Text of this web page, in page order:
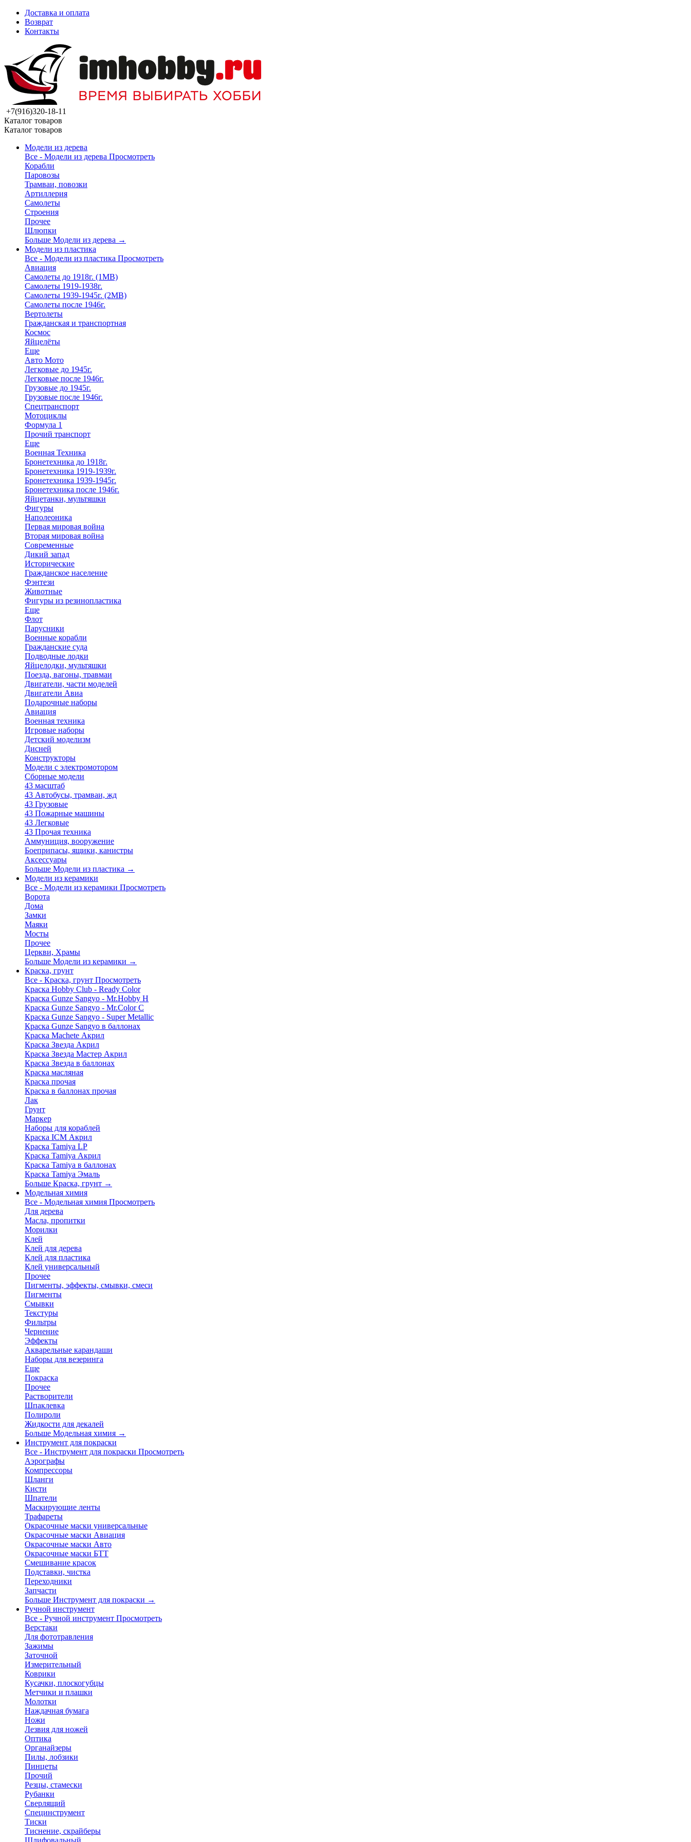
Доставка и оплата
Возврат
Контакты
+7(916)320-18-11
Каталог товаров
Каталог товаров
Модели из дерева
Все - Модели из дерева Просмотреть
Корабли
Паровозы
Трамваи, повозки
Артиллерия
Самолеты
Строения
Прочее
Шлюпки
Больше Модели из дерева →
Модели из пластика
Все - Модели из пластика Просмотреть
Авиация
Самолеты до 1918г. (1МВ)
Самолеты 1919-1938г.
Самолеты 1939-1945г. (2МВ)
Самолеты после 1946г.
Вертолеты
Гражданская и транспортная
Космос
Яйцелёты
Еще
Авто Мото
Легковые до 1945г.
Легковые после 1946г.
Грузовые до 1945г.
Грузовые после 1946г.
Спецтранспорт
Мотоциклы
Формула 1
Прочий транспорт
Еще
Военная Техника
Бронетехника до 1918г.
Бронетехника 1919-1939г.
Бронетехника 1939-1945г.
Бронетехника после 1946г.
Яйцетанки, мультяшки
Фигуры
Наполеоника
Первая мировая война
Вторая мировая война
Современные
Дикий запад
Исторические
Гражданское население
Фэнтези
Животные
Фигуры из резинопластика
Еще
Флот
Парусники
Военные корабли
Гражданские суда
Подводные лодки
Яйцелодки, мультяшки
Поезда, вагоны, травмаи
Двигатели, части моделей
Двигатели Авиа
Подарочные наборы
Авиация
Военная техника
Игровые наборы
Детский моделизм
Дисней
Конструкторы
Модели с электромотором
Сборные модели
43 масштаб
43 Автобусы, трамваи, жд
43 Грузовые
43 Пожарные машины
43 Легковые
43 Прочая техника
Аммуниция, вооружение
Боеприпасы, ящики, канистры
Аксессуары
Больше Модели из пластика →
Модели из керамики
Все - Модели из керамики Просмотреть
Ворота
Дома
Замки
Маяки
Мосты
Прочее
Церкви, Храмы
Больше Модели из керамики →
Краска, грунт
Все - Краска, грунт Просмотреть
Краска Hobby Club - Ready Color
Краска Gunze Sangyo - Mr.Hobby H
Краска Gunze Sangyo - Mr.Color C
Краска Gunze Sangyo - Super Metallic
Краска Gunze Sangyo в баллонах
Краска Machete Акрил
Краска Звезда Акрил
Краска Звезда Мастер Акрил
Краска Звезда в баллонах
Краска масляная
Краска прочая
Краска в баллонах прочая
Лак
Грунт
Маркер
Наборы для кораблей
Краска ICM Акрил
Краска Tamiya LP
Краска Tamiya Акрил
Краска Tamiya в баллонах
Краска Tamiya Эмаль
Больше Краска, грунт →
Модельная химия
Все - Модельная химия Просмотреть
Для дерева
Масла, пропитки
Морилки
Клей
Клей для дерева
Клей для пластика
Клей универсальный
Прочее
Пигменты, эффекты, смывки, смеси
Пигменты
Смывки
Текстуры
Фильтры
Чернение
Эффекты
Акварельные карандаши
Наборы для везеринга
Еще
Покраска
Прочее
Растворители
Шпаклевка
Полироли
Жидкости для декалей
Больше Модельная химия →
Инструмент для покраски
Все - Инструмент для покраски Просмотреть
Аэрографы
Компрессоры
Шланги
Кисти
Шпатели
Маскирующие ленты
Трафареты
Окрасочные маски универсальные
Окрасочные маски Авиация
Окрасочные маски Авто
Окрасочные маски БТТ
Смешивание красок
Подставки, чистка
Переходники
Запчасти
Больше Инструмент для покраски →
Ручной инструмент
Все - Ручной инструмент Просмотреть
Верстаки
Для фототравления
Зажимы
Заточной
Измерительный
Коврики
Кусачки, плоскогубцы
Метчики и плашки
Молотки
Наждачная бумага
Ножи
Лезвия для ножей
Оптика
Органайзеры
Пилы, лобзики
Пинцеты
Прочий
Резцы, стамески
Рубанки
Сверлящий
Специнструмент
Тиски
Тиснение, скрайберы
Шлифовальный